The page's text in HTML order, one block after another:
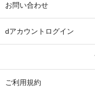
お問い合わせ
dアカウントログイン
ご利用規約